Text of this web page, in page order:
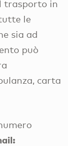
trasporto in
le
sia ad
può
carta